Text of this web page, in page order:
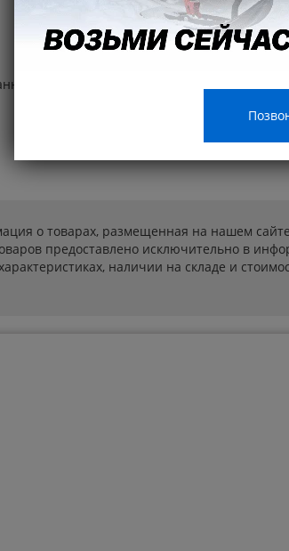
о товарах, размещенная на нашем
предоставлено исключительно в
наличии на складе и